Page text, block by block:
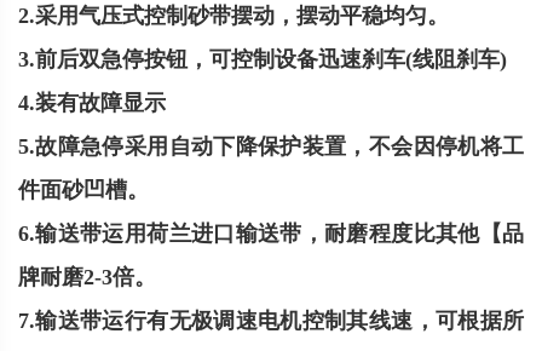
2.采用气压式控制砂带摆动，摆动平稳均匀。
3.前后双急停按钮，可控制设备迅速刹车(线阻刹车)
4.装有故障显示
5.故障急停采用自动下降保护装置，不会因停机将工
件面砂凹槽。
6.输送带运用荷兰进口输送带，耐磨程度比其他【品
牌耐磨2-3倍。
7.输送带运行有无极调速电机控制其线速，可根据所